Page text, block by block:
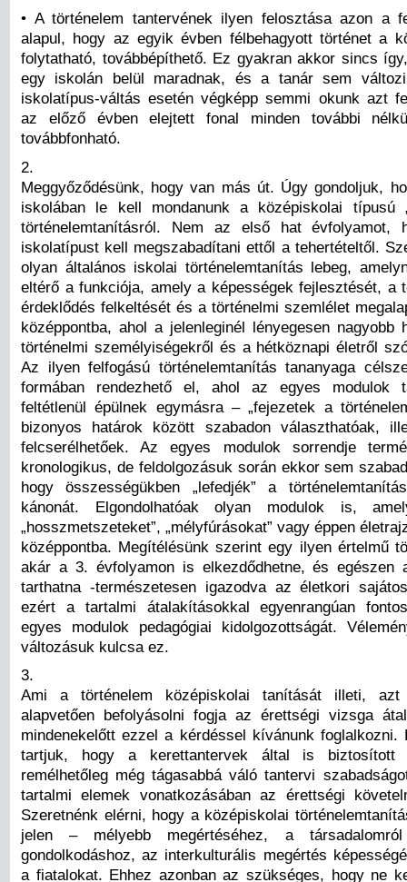
• A történelem tantervének ilyen felosztása azon a
alapul, hogy az egyik évben félbehagyott történet a
folytatható, továbbépíthető. Ez gyakran akkor sincs
egy iskolán belül maradnak, és a tanár sem
iskolatípus-váltás esetén végképp semmi okunk azt
az előző évben elejtett fonal minden további
továbbfonható.
2.
Meggyőződésünk, hogy van más út. Úgy gondoljuk,
iskolában le kell mondanunk a középiskolai típusú
történelemtanításról. Nem az első hat évfolyamot,
iskolatípust kell megszabadítani ettől a tehertételtől.
olyan általános iskolai történelemtanítás lebeg,
eltérő a funkciója, amely a képességek fejlesztését, a
érdeklődés felkeltését és a történelmi szemlélet
középpontba, ahol a jelenleginél lényegesen nagyobb
történelmi személyiségekről és a hétköznapi életről
Az ilyen felfogású történelemtanítás tananyaga
formában rendezhető el, ahol az egyes modulok
feltétlenül épülnek egymásra – „fejezetek a
bizonyos határok között szabadon választhatóak,
felcserélhetőek. Az egyes modulok sorrendje
kronologikus, de feldolgozásuk során ekkor sem
hogy összességükben „lefedjék” a
kánonát. Elgondolhatóak olyan modulok is,
„hosszmetszeteket”, „mélyfúrásokat” vagy éppen
középpontba. Megítélésünk szerint egy ilyen értelmű
akár a 3. évfolyamon is elkezdődhetne, és egészen
tarthatna -természetesen igazodva az életkori
ezért a tartalmi átalakításokkal egyenrangúan
egyes modulok pedagógiai kidolgozottságát.
változásuk kulcsa ez.
3.
Ami a történelem középiskolai tanítását illeti, azt
alapvetően befolyásolni fogja az érettségi vizsga
mindenekelőtt ezzel a kérdéssel kívánunk foglalkozni.
tartjuk, hogy a kerettantervek által is
remélhetőleg még tágasabbá váló tantervi
tartalmi elemek vonatkozásában az érettségi
Szeretnénk elérni, hogy a középiskolai
jelen – mélyebb megértéséhez, a
gondolkodáshoz, az interkulturális megértés
a fiatalokat. Ehhez azonban az szükséges, hogy ne